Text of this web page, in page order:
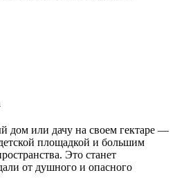
дом или дачу на своем гектаре —
площадкой и большим
Это станет
от душного и опасного